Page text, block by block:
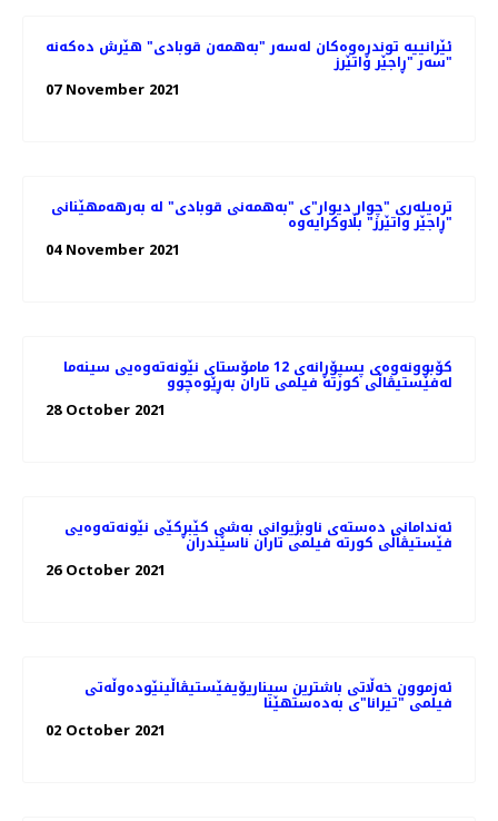
ئێرانییە توندڕەوەکان لەسەر "بەهمەن قوبادی" هێرش دەکەنە
سەر "ڕاجێر واتێرز"
07 November 2021
ترەیلەری "چوار دیوار"ی "بەهمەنی قوبادی" لە بەرهەمهێنانی
"ڕاجێر واتێرز" بڵاوکرایەوە
04 November 2021
کۆبوونه‌وه‌ی پسپۆڕانه‌ی 12 مامۆستای نێونه‌ته‌وه‌یی سینه‌ما
له‌فێستیڤاڵی کورته‌ فیلمی تاران به‌ڕێوه‌چوو
28 October 2021
ئه‌ندامانی ده‌سته‌ی ناوبژیوانی به‌شی کێبڕکێی نێونه‌ته‌وه‌یی
فێستیڤاڵی کورته‌ فیلمی تاران ناسێندران
26 October 2021
ئەزموون خەڵاتی باشترین سیناریۆیفێستیڤاڵینێوده‌وڵه‌تی
فیلمی "تیرانا"ی به‌ده‌ستهێنا
02 October 2021